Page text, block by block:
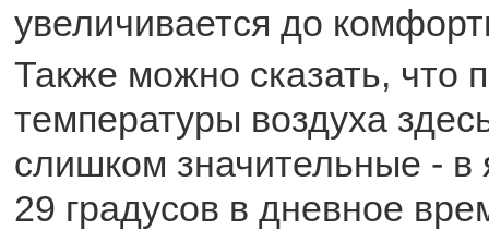
увеличивается до
Также можно сказать, что
температуры воздуха
слишком значительные - в
29 градусов в дневное